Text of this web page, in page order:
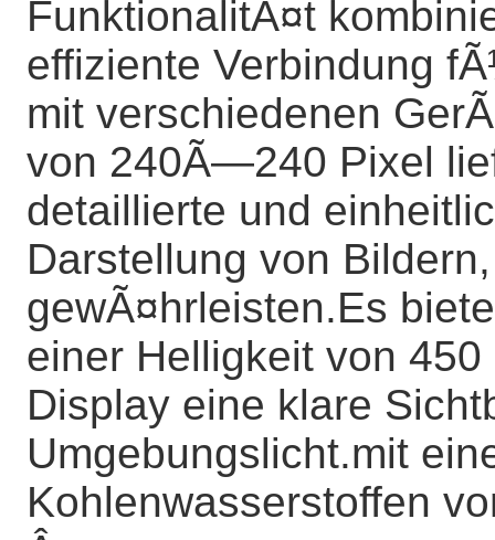
FunktionalitÃ¤t
effiziente Verbindung
mit verschiedenen
von 240Ã—240 Pixel
detaillierte und
Darstellung von
gewÃ¤hrleisten.Es
einer Helligkeit von
Display eine klare
Umgebungslicht.mit
Kohlenwasserstoffen